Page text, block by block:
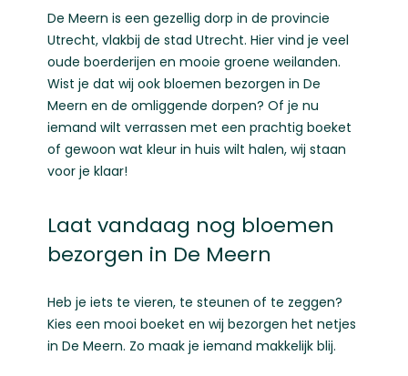
De Meern is een gezellig dorp in de provincie
Utrecht, vlakbij de stad Utrecht. Hier vind je veel
oude boerderijen en mooie groene weilanden.
Wist je dat wij ook bloemen bezorgen in De
Meern en de omliggende dorpen? Of je nu
iemand wilt verrassen met een prachtig boeket
of gewoon wat kleur in huis wilt halen, wij staan
voor je klaar!
Laat vandaag nog bloemen
bezorgen in De Meern
Heb je iets te vieren, te steunen of te zeggen?
Kies een mooi boeket en wij bezorgen het netjes
in De Meern. Zo maak je iemand makkelijk blij.